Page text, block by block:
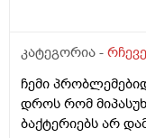
და ფულინრომ
შედეგს იბ ის
იბნის ექიმყან
ექიმის
არაა თან დიდათ
კატეგორია -
ჩემი
დროს რომ
ბაქტერიებს არ